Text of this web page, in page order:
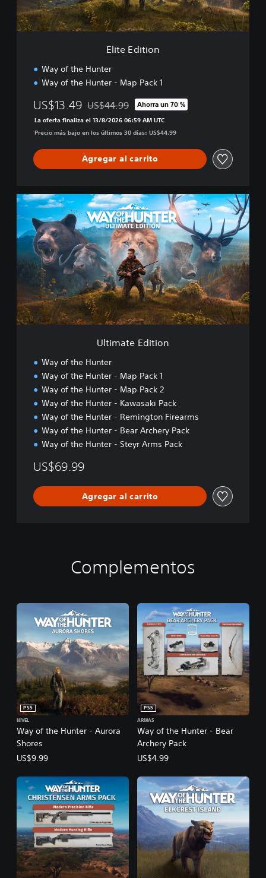
o
n
Elite Edition
Way of the Hunter
Way of the Hunter - Map Pack 1
US$13.49 Rebajado del precio original de US$44.99
US$44.99 Ahorra un 70 %
La oferta finaliza el 13/8/2026 06:59 AM UTC
Precio más bajo en los últimos 30 días: US$44.99
Agregar al carrito
U
i
m
a
t
d
i
t
Ultimate Edition
Way of the Hunter
Way of the Hunter - Map Pack 1
Way of the Hunter - Map Pack 2
Way of the Hunter - Kawasaki Pack
Way of the Hunter - Remington Firearms
Way of the Hunter - Bear Archery Pack
Way of the Hunter - Steyr Arms Pack
US$69.99
Agregar al carrito
Complementos
Way of the Hunter - Aurora
Shores
PS5
NIVEL
US$9.99
Way of the Hunter - Bear
Archery Pack
PS5
ARMAS
US$4.99